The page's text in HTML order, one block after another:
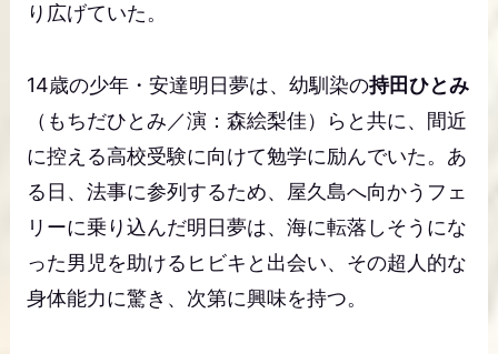
り広げていた。
14歳の少年・安達明日夢は、幼馴染の持田ひとみ
（もちだひとみ／演：森絵梨佳）らと共に、間近
に控える高校受験に向けて勉学に励んでいた。あ
る日、法事に参列するため、屋久島へ向かうフェ
リーに乗り込んだ明日夢は、海に転落しそうにな
った男児を助けるヒビキと出会い、その超人的な
身体能力に驚き、次第に興味を持つ。